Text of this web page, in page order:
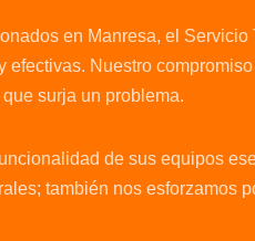
en Manresa, el
Nuestro
surja un problema.
de sus equipos
también nos esforzamos